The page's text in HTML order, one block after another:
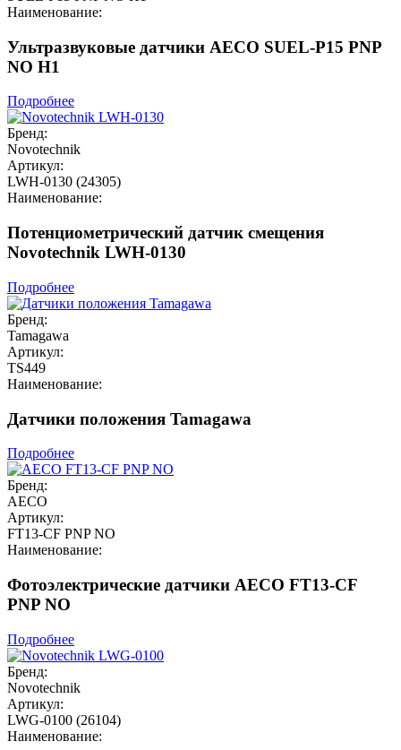
Наименование:
Ультразвуковые датчики AECO SUEL-P15 PNP
NO H1
Подробнее
Бренд:
Novotechnik
Артикул:
LWH-0130 (24305)
Наименование:
Потенциометрический датчик смещения
Novotechnik LWH-0130
Подробнее
Бренд:
Tamagawa
Артикул:
TS449
Наименование:
Датчики положения Tamagawa
Подробнее
Бренд:
AECO
Артикул:
FT13-CF PNP NO
Наименование:
Фотоэлектрические датчики AECO FT13-CF
PNP NO
Подробнее
Бренд:
Novotechnik
Артикул:
LWG-0100 (26104)
Наименование: